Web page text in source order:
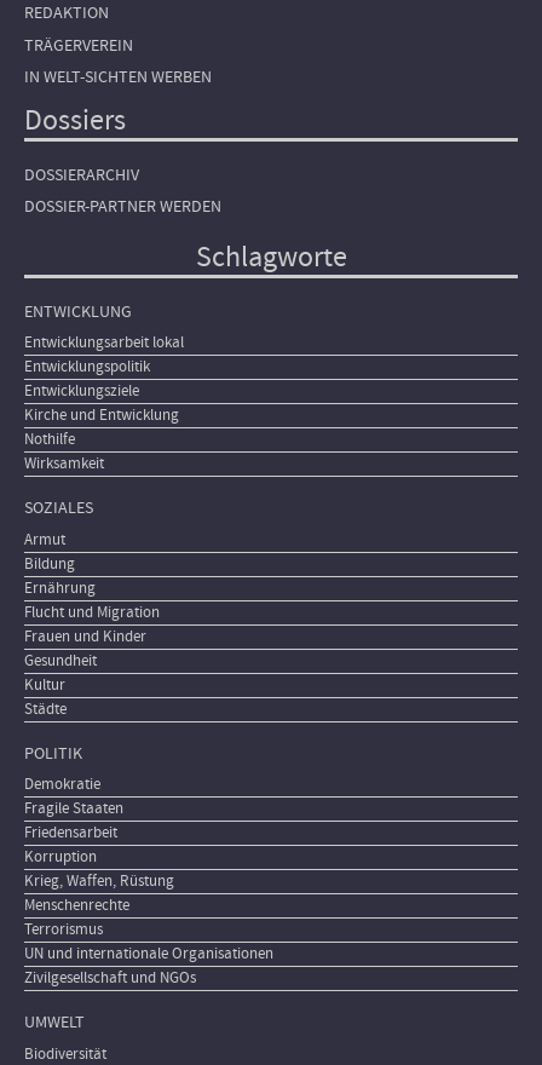
REDAKTION
TRÄGERVEREIN
IN WELT-SICHTEN WERBEN
Dossiers
DOSSIERARCHIV
DOSSIER-PARTNER WERDEN
Schlagworte
ENTWICKLUNG
Entwicklungsarbeit lokal
Entwicklungspolitik
Entwicklungsziele
Kirche und Entwicklung
Nothilfe
Wirksamkeit
SOZIALES
Armut
Bildung
Ernährung
Flucht und Migration
Frauen und Kinder
Gesundheit
Kultur
Städte
POLITIK
Demokratie
Fragile Staaten
Friedensarbeit
Korruption
Krieg, Waffen, Rüstung
Menschenrechte
Terrorismus
UN und internationale Organisationen
Zivilgesellschaft und NGOs
UMWELT
Biodiversität